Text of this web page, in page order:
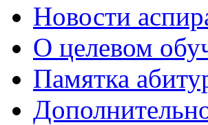
Новости
О целевом
Памятка